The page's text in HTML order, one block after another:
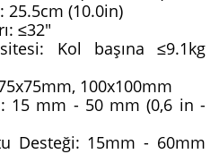
25.5cm (10.0in)
≤32"
Kol başına ≤9.1kg
100x100mm
15 mm - 50 mm (0,6 in -
Desteği: 15mm - 60mm